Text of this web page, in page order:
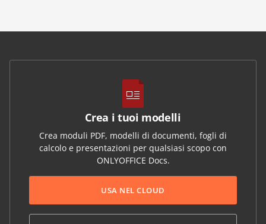
Crea i tuoi modelli
Crea moduli PDF, modelli di documenti, fogli di
calcolo e presentazioni per qualsiasi scopo con
ONLYOFFICE Docs.
USA NEL CLOUD